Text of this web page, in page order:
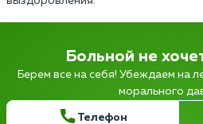
Больной не
Берем все на себя! Убеждаем на
морального
Телефон